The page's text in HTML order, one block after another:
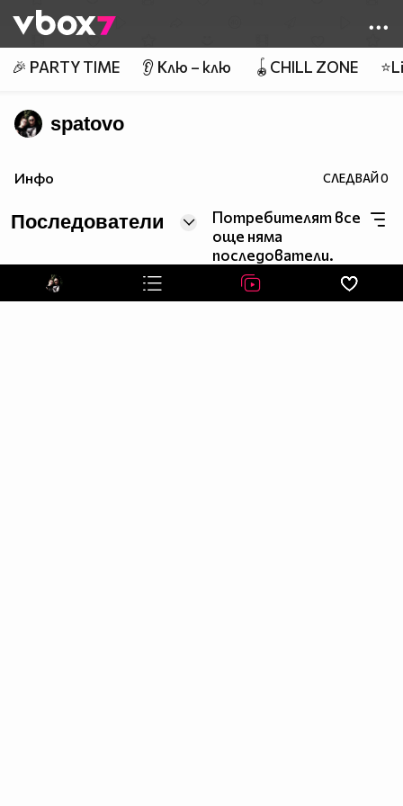
👾
🎉 PARTY TIME 👂 Клю – клю 🪀CHILL ZONE
spatovo
Инфо СЛЕДВАЙ0
Последователи
Потребителят все
още няма
последователи.